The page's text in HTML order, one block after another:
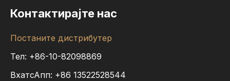
Контактирајте нас
Постаните дистрибутер
Тел: +86-10-82098869
ВхатсАпп: +86 13522528544